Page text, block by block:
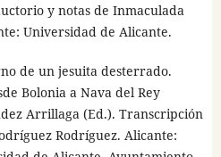
y notas de Inmaculada
Universidad de Alicante.
de un jesuita desterrado.
Bolonia a Nava del Rey
Arrillaga (Ed.). Transcripción
Rodríguez. Alicante: